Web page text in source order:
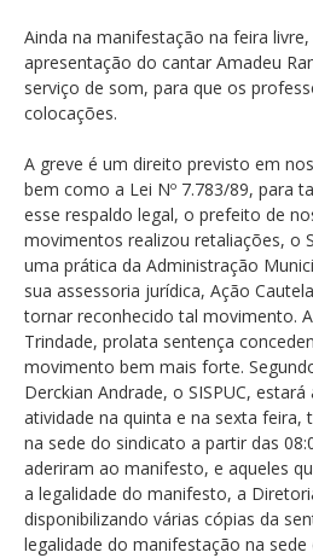
Ainda na manifestação na feira
apresentação do cantar Amadeu
serviço de som, para que os
colocações.
A greve é um direito previsto em
bem como a Lei Nº 7.783/89, para
esse respaldo legal, o prefeito de
movimentos realizou retaliações, o
uma prática da Administração
sua assessoria jurídica, Ação
tornar reconhecido tal movimento.
Trindade, prolata sentença
movimento bem mais forte.
Derckian Andrade, o SISPUC,
atividade na quinta e na sexta feira,
na sede do sindicato a partir das
aderiram ao manifesto, e aqueles
a legalidade do manifesto, a
disponibilizando várias cópias da
legalidade do manifestação na sede